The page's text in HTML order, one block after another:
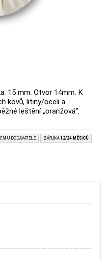
15 mm. Otvor 14mm. K
kovů, litiny/oceli a
leštění „oranžová“.
U DODAVATELE ZÁRUKA 12/24 MĚSÍCŮ